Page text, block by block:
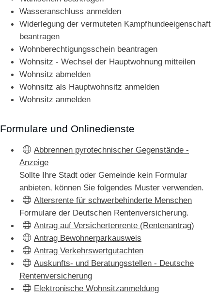
Wasseranschluss anmelden
Widerlegung der vermuteten Kampfhundeeigenschaft
beantragen
Wohnberechtigungsschein beantragen
Wohnsitz - Wechsel der Hauptwohnung mitteilen
Wohnsitz abmelden
Wohnsitz als Hauptwohnsitz anmelden
Wohnsitz anmelden
Formulare und Onlinedienste
Abbrennen pyrotechnischer Gegenstände -
Anzeige
Sollte Ihre Stadt oder Gemeinde kein Formular
anbieten, können Sie folgendes Muster verwenden.
Altersrente für schwerbehinderte Menschen
Formulare der Deutschen Rentenversicherung.
Antrag auf Versichertenrente (Rentenantrag)
Antrag Bewohnerparkausweis
Antrag Verkehrswertgutachten
Auskunfts- und Beratungsstellen - Deutsche
Rentenversicherung
Elektronische Wohnsitzanmeldung